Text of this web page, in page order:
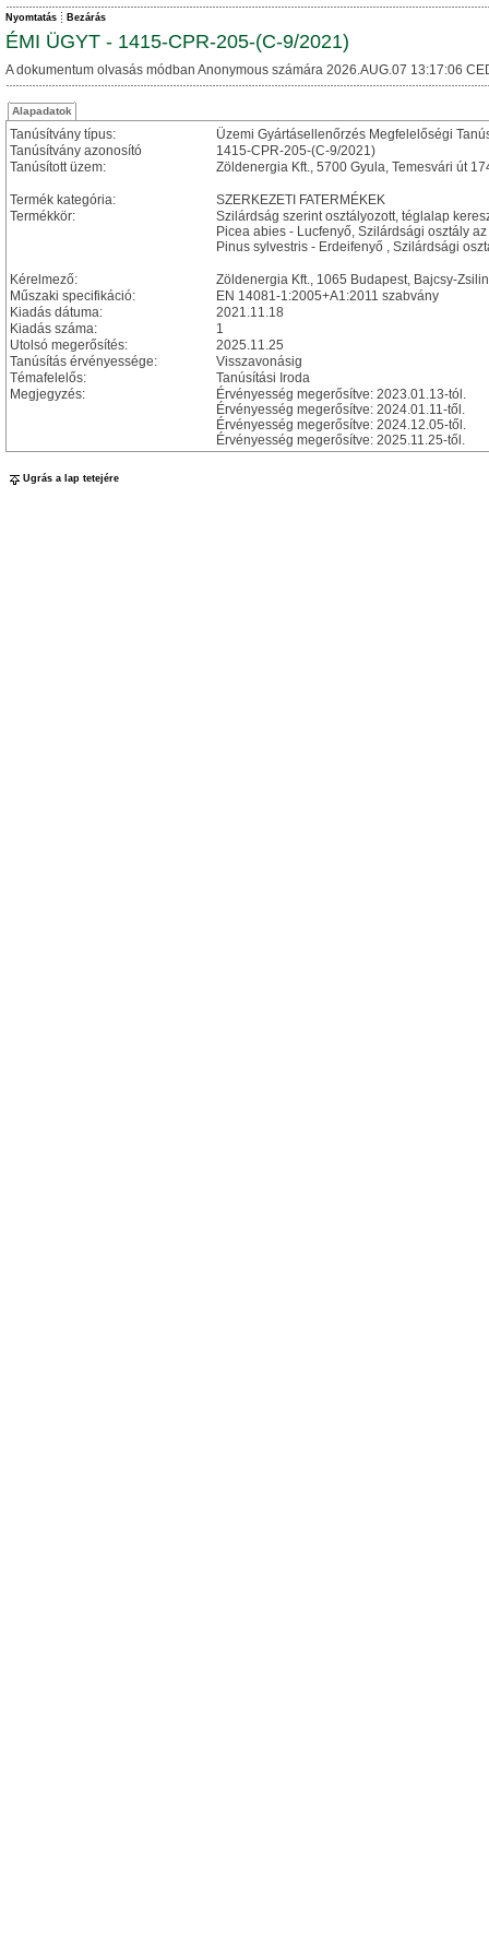
Nyomtatás Bezárás
ÉMI ÜGYT - 1415-CPR-205-(C-9/2021)
A dokumentum olvasás módban Anonymous számára 2026.AUG.07 13:17:06
Alapadatok
Tanúsítvány típus:
Üzemi Gyártásellenőrzés Megfelelőségi
Tanúsítvány azonosító
1415-CPR-205-(C-9/2021)
Tanúsított üzem:
Zöldenergia Kft., 5700 Gyula, Temesvári út
Termék kategória:
SZERKEZETI FATERMÉKEK
Termékkör:
Szilárdság szerint osztályozott, téglalap
Picea abies - Lucfenyő, Szilárdsági osztály
Pinus sylvestris - Erdeifenyő , Szilárdsági
Kérelmező:
Zöldenergia Kft., 1065 Budapest, Bajcsy-
Műszaki specifikáció:
EN 14081-1:2005+A1:2011 szabvány
Kiadás dátuma:
2021.11.18
Kiadás száma:
1
Utolsó megerősítés:
2025.11.25
Tanúsítás érvényessége:
Visszavonásig
Témafelelős:
Tanúsítási Iroda
Megjegyzés:
Érvényesség megerősítve: 2023.01.13-tól.
Érvényesség megerősítve: 2024.01.11-től.
Érvényesség megerősítve: 2024.12.05-től.
Érvényesség megerősítve: 2025.11.25-től.
Ugrás a lap tetejére